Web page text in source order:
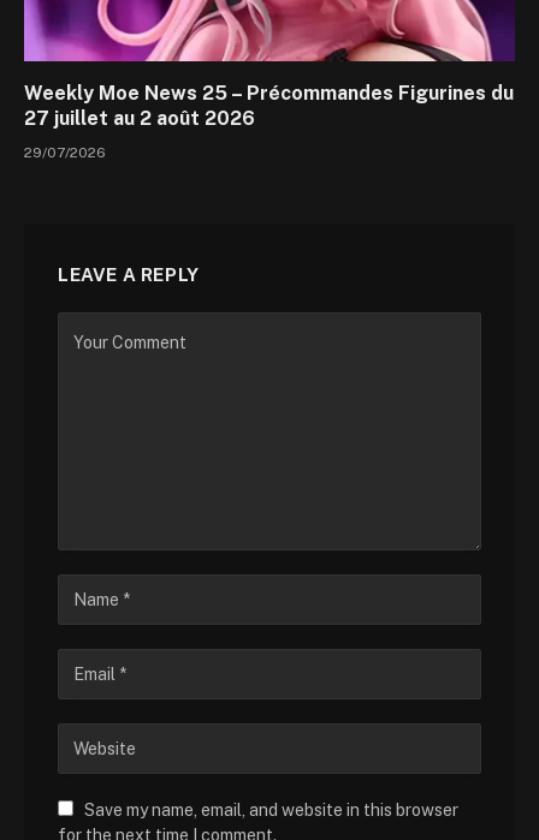
Weekly Moe News 25 – Précommandes Figurines du
27 juillet au 2 août 2026
29/07/2026
LEAVE A REPLY
Save my name, email, and website in this browser
for the next time I comment.